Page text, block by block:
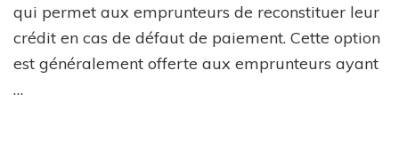
qui permet aux emprunteurs de reconstituer leur
crédit en cas de défaut de paiement. Cette option
est généralement offerte aux emprunteurs ayant
…